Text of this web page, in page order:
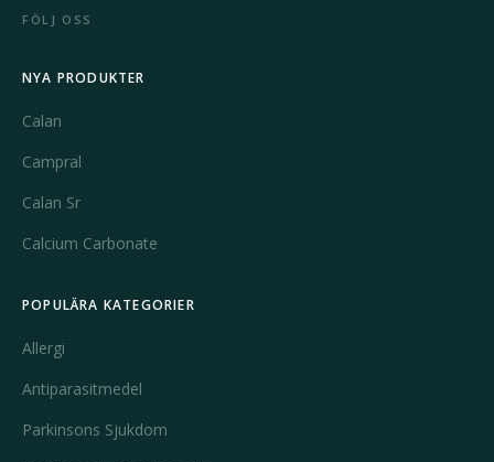
FÖLJ OSS
NYA PRODUKTER
Calan
Campral
Calan Sr
Calcium Carbonate
POPULÄRA KATEGORIER
Allergi
Antiparasitmedel
Parkinsons Sjukdom